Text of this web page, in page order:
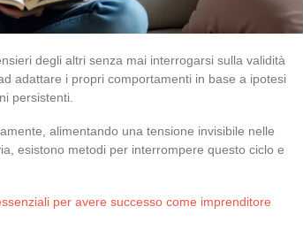
degli altri senza mai interrogarsi sulla validità
adattare i propri comportamenti in base a ipotesi
persistenti.
alimentando una tensione invisibile nelle
esistono metodi per interrompere questo ciclo e
per avere successo come imprenditore